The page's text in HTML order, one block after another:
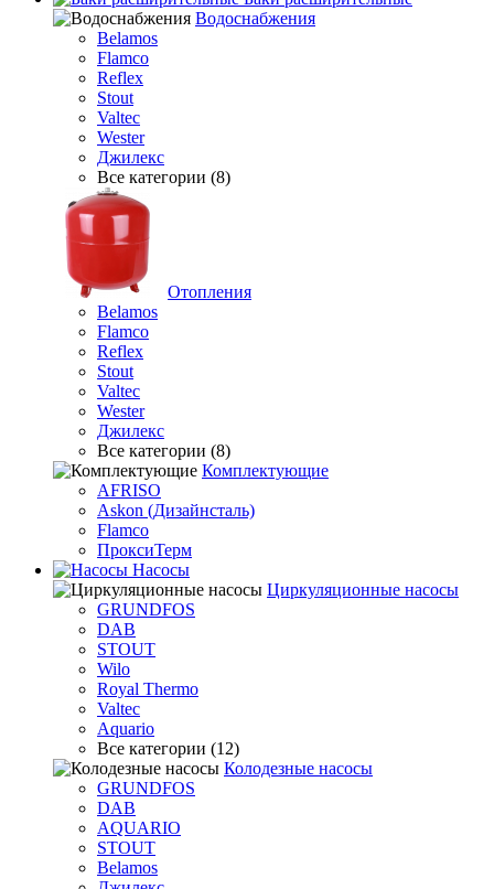
Водоснабжения
Belamos
Flamco
Reflex
Stout
Valtec
Wester
Джилекс
Все категории (8)
Отопления
Belamos
Flamco
Reflex
Stout
Valtec
Wester
Джилекс
Все категории (8)
Комплектующие
AFRISO
Askon (Дизайнсталь)
Flamco
ПроксиТерм
Насосы
Циркуляционные насосы
GRUNDFOS
DAB
STOUT
Wilo
Royal Thermo
Valtec
Aquario
Все категории (12)
Колодезные насосы
GRUNDFOS
DAB
AQUARIO
STOUT
Belamos